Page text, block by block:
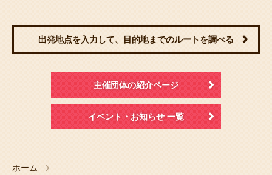
出発地点を入力して、目的地までのルートを調べる
主催団体の紹介ページ
イベント・お知らせ 一覧
ホーム